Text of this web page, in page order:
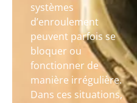
systèmes
d’enroulement
peuvent parfois se
bloquer ou
fonctionner de
manière irrégulière.
Dans ces situations,